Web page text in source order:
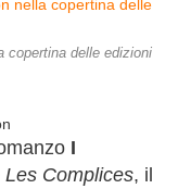
copertina delle edizioni
I
Les Complices, il